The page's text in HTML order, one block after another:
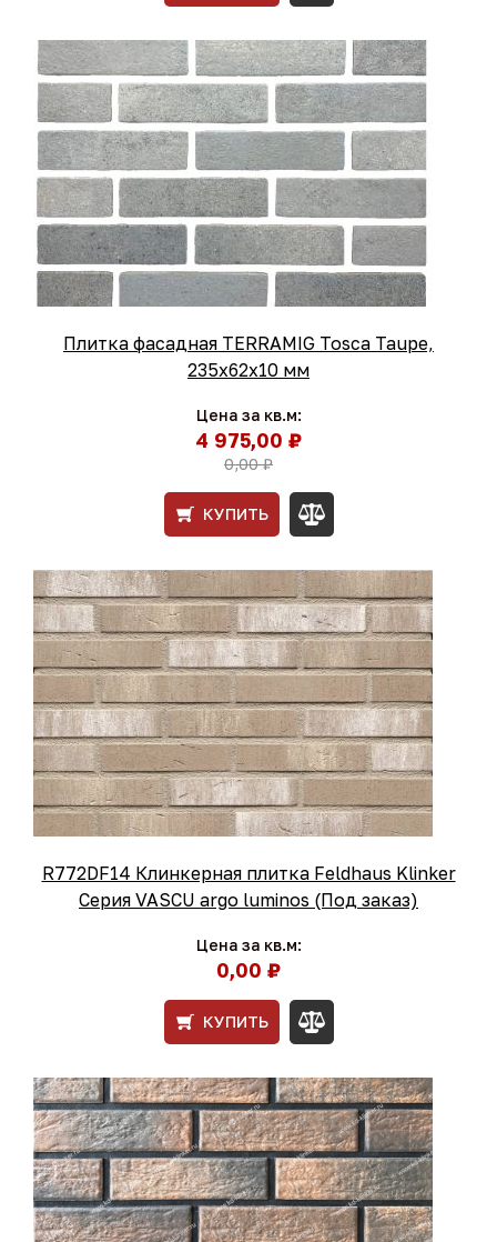
Плитка фасадная TERRAMIG Tosca Taupe,
235х62х10 мм
Цена за кв.м:
4 975,00 ₽
0,00 ₽
КУПИТЬ
R772DF14 Клинкерная плитка Feldhaus Klinker
Серия VASCU argo luminos (Под заказ)
Цена за кв.м:
0,00 ₽
КУПИТЬ